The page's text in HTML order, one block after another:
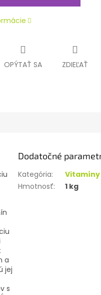
OPÝTAŤ SA ZDIEĽAŤ
a
jej
s
Dodatočné
Kategória:
Hmotnosť: 1 kg